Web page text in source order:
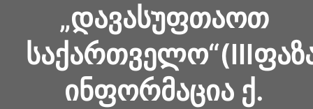
„ᲓᲐᲕᲐᲡᲣᲤᲗᲐᲝᲗ
ᲘᲜᲤᲝᲠᲛᲐᲪᲘᲐ Ქ.